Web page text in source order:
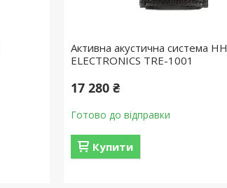
Активна акустична система HH
ELECTRONICS TRE-1001
17 280 ₴
Готово до відправки
Купити